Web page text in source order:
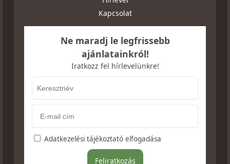
Kapcsolat
Ne maradj le legfrissebb
ajánlatainkról!
Iratkozz fel hírlevelünkre!
Adatkezelési tájékoztató elfogadása